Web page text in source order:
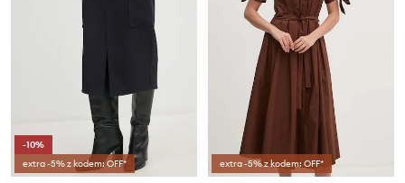
-10%
extra -5% z kodem: OFF*
extra -5% z kodem: OFF*